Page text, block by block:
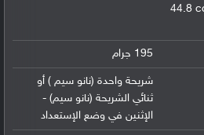
44.8
195 جرام
شريحة واحدة (نانو سيم ) أو
ثنائي الشريحة (نانو سيم) -
الإثنين في وضع الإستعداد